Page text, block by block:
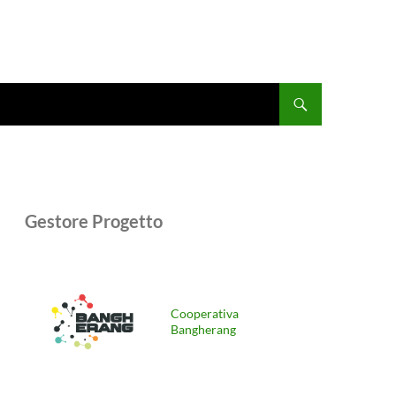
Gestore Progetto
Cooperativa
Bangherang